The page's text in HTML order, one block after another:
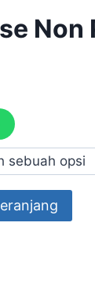
Non